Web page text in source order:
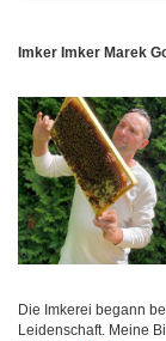
Imker Imker Marek
Die Imkerei begann
Leidenschaft. Meine